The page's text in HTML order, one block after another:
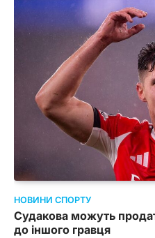
НОВИНИ СПОРТУ
Судакова можуть
до іншого гравця